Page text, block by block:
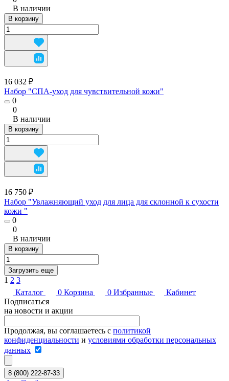
В наличии
В корзину
16 032 ₽
Набор "СПА-уход для чувствительной кожи"
0
0
В наличии
В корзину
16 750 ₽
Набор "Увлажняющий уход для лица для склонной к сухости
кожи "
0
0
В наличии
В корзину
Загрузить еще
1 2 3
Каталог
0 Корзина 0 Избранные
Кабинет
Подписаться
на новости и акции
Продолжая, вы соглашаетесь с политикой
конфиденциальности и условиями обработки персональных
данных
8 (800) 222-87-33